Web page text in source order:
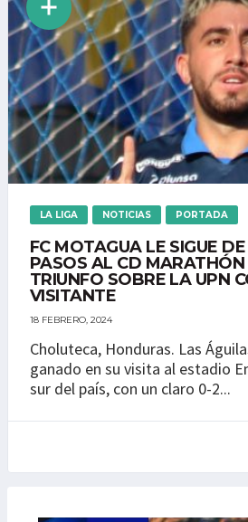
LA LIGA NOTICIAS PORTADA
FC MOTAGUA LE SIGUE
PASOS AL CD MARATHÓN
TRIUNFO SOBRE LA UPN
VISITANTE
18 FEBRERO, 2024
Choluteca, Honduras. Las
ganado en su visita al estadio
sur del país, con un claro 0-2...